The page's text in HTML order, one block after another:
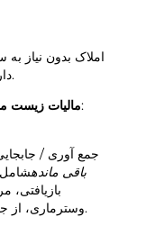
املاک بدون نیاز به
دارایی های تمام سال محسوب می شوند.
مالیات زیستشامل:
جمع آوری / جابجایی
باقی ماندهشامل
بازیافتی،
وسترماری، از جمله دفع بخش‌های قابل بازیافت.